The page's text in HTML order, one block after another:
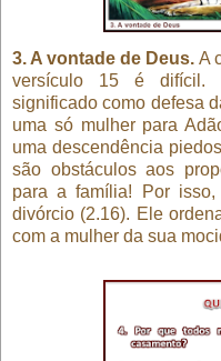
3. A vontade de Deus. A
versículo 15 é difícil.
significado como defesa
uma só mulher para
uma descendência
são obstáculos aos
para a família! Por
divórcio (2.16). Ele
com a mulher da sua